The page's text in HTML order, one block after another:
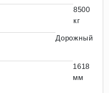
8500
кг
Дорожный
1618
мм